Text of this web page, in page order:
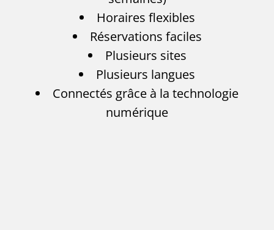
Horaires flexibles
Réservations faciles
Plusieurs sites
Plusieurs langues
Connectés grâce à la technologie
numérique